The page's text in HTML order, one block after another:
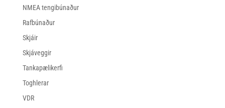
NMEA tengibúnaður
Rafbúnaður
Skjáir
Skjáveggir
Tankapælikerfi
Toghlerar
VDR